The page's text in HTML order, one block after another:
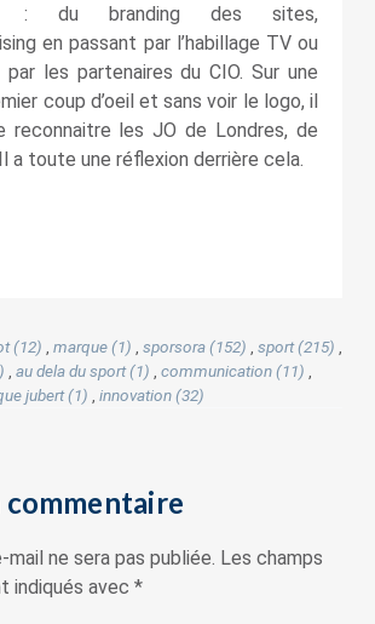
: du branding des sites,
en passant par l’habillage TV ou
par les partenaires du CIO. Sur une
coup d’oeil et sans voir le logo, il
les JO de Londres, de
a toute une réflexion derrière cela.
(12) marque (1) sporsora (152) sport (215)
au dela du sport (1) communication (11)
jubert (1) innovation (32)
commentaire
ne sera pas publiée. Les champs
indiqués avec *